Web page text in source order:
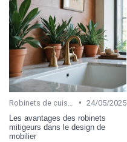
Robinets de cuisine • 24/05/2025
Les avantages des robinets
mitigeurs dans le design de
mobilier